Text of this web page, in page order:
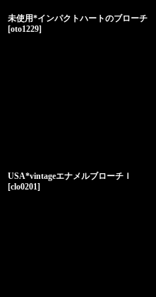
未使用*インパクトハートのブローチ
[oto1229]
USA*vintageエナメルブローチＩ
[clo0201]